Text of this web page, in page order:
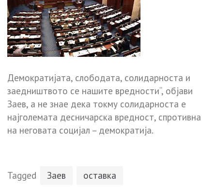
Демократијата, слободата, солидарноста и
заедништвото се нашите вредности“, објави
Заев, а не знае дека токму солидарноста е
најголемата десничарска вредност, спротивна
на неговата социјал – демократија.
Tagged Заев оставка